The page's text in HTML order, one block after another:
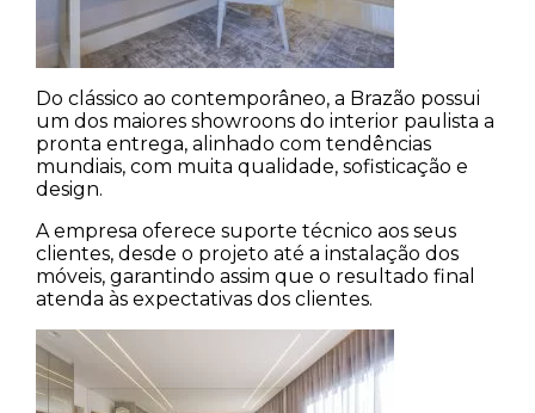
Do clássico ao contemporâneo, a Brazão possui
um dos maiores showroons do interior paulista a
pronta entrega, alinhado com tendências
mundiais, com muita qualidade, sofisticação e
design.
A empresa oferece suporte técnico aos seus
clientes, desde o projeto até a instalação dos
móveis, garantindo assim que o resultado final
atenda às expectativas dos clientes.